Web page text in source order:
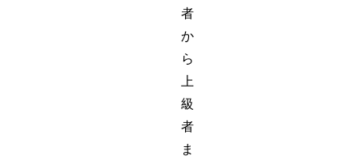
者
か
ら
上
級
者
ま